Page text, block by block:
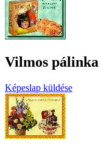
Vilmos pálinka
Képeslap küldése